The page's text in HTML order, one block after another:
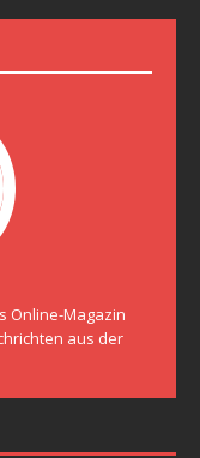
Online-Magazin
aus der